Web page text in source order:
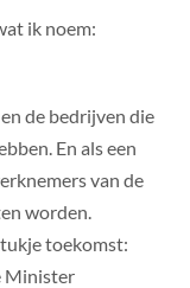
ik noem:
de bedrijven die
En als een
van de
worden.
toekomst:
Minister